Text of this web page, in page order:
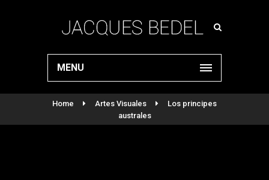
MENU
Home Artes Visuales
Los principes
australes